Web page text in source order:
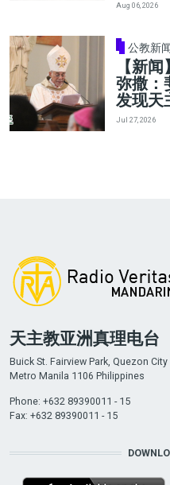
Aug 06, 2026
公教新
【新
弥撒：
发现天
Jul 27, 2026
天主教亚洲真理电台
Buick St. Fairview Park, Quezon City
Metro Manila 1106 Philippines
Phone: +632 89390011 - 15
Fax: +632 89390011 - 15